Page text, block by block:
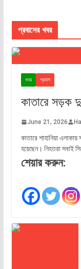
প্রবাসের খবর
খবর প্রবাস
কাতারে সড়ক
June 21, 2026
কাতারে শাহানিয়া
হয়েছেন। নিহতরা সবাই
শেয়ার করুন: